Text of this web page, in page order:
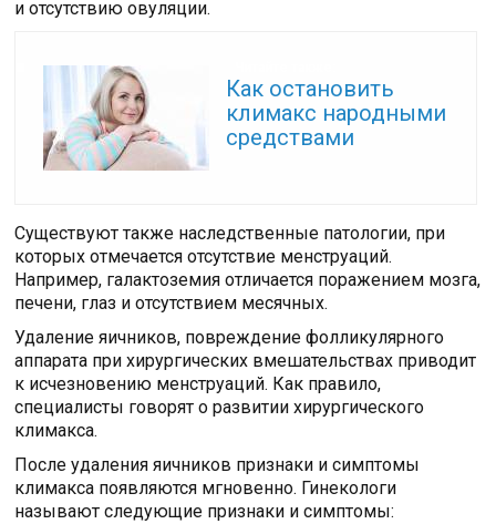
и отсутствию овуляции.
Как остановить
климакс народными
средствами
Существуют также наследственные патологии, при
которых отмечается отсутствие менструаций.
Например, галактоземия отличается поражением мозга,
печени, глаз и отсутствием месячных.
Удаление яичников, повреждение фолликулярного
аппарата при хирургических вмешательствах приводит
к исчезновению менструаций. Как правило,
специалисты говорят о развитии хирургического
климакса.
После удаления яичников признаки и симптомы
климакса появляются мгновенно. Гинекологи
называют следующие признаки и симптомы: